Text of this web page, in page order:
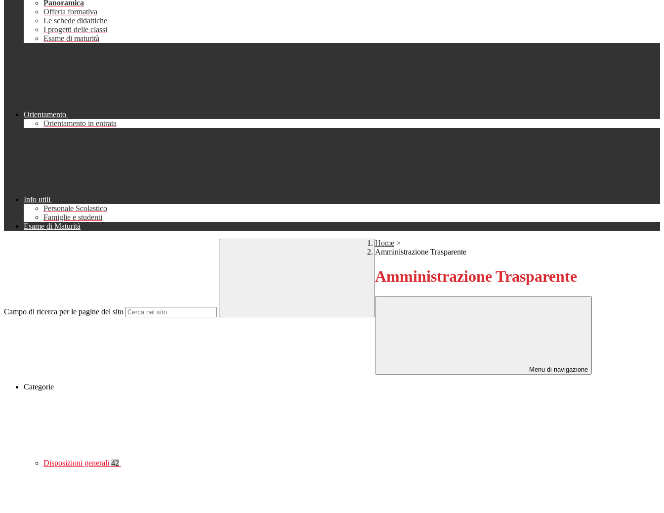
Panoramica
Offerta formativa
Le schede didattiche
I progetti delle classi
Esame di maturità
Orientamento
Orientamento in entrata
Info utili
Personale Scolastico
Famiglie e studenti
Esame di Maturità
Campo di ricerca per le pagine del sito
Home >
Amministrazione Trasparente
Amministrazione Trasparente
Menu di navigazione
Categorie
Disposizioni generali 42